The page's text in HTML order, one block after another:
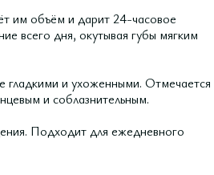
им объём и дарит 24-часовое
всего дня, окутывая губы мягким
гладкими и ухоженными. Отмечается
и соблазнительным.
Подходит для ежедневного